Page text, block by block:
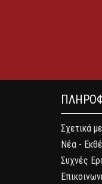
Σχετικά
Νέα -
Συχνές